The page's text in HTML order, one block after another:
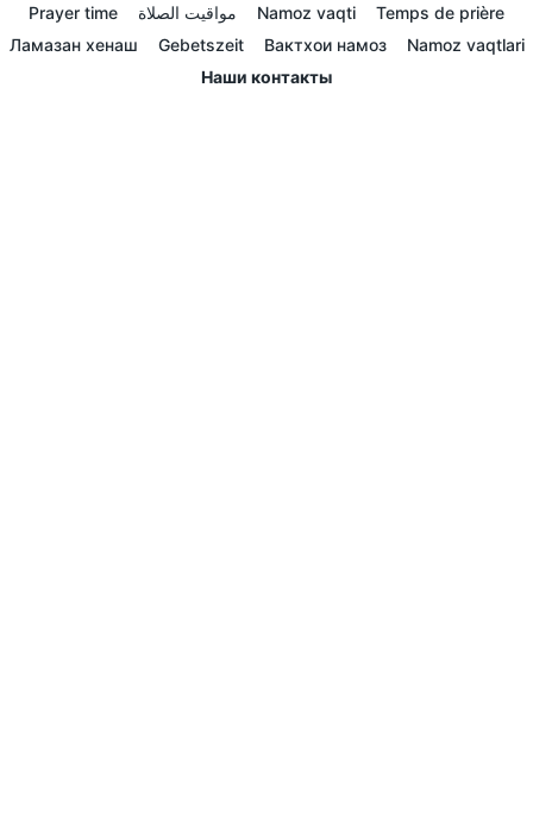
Prayer time مواقيت الصلاة Namoz vaqti
Temps de prière
Ламазан хенаш
Gebetszeit Вактхои намоз
Namoz vaqtlari
Наши контакты